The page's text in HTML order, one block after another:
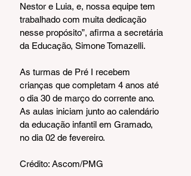
Nestor e Luia, e, nossa equipe tem
trabalhado com muita dedicação
nesse propósito”, afirma a secretária
da Educação, Simone Tomazelli.
As turmas de Pré I recebem
crianças que completam 4 anos até
o dia 30 de março do corrente ano.
As aulas iniciam junto ao calendário
da educação infantil em Gramado,
no dia 02 de fevereiro.
Crédito: Ascom/PMG